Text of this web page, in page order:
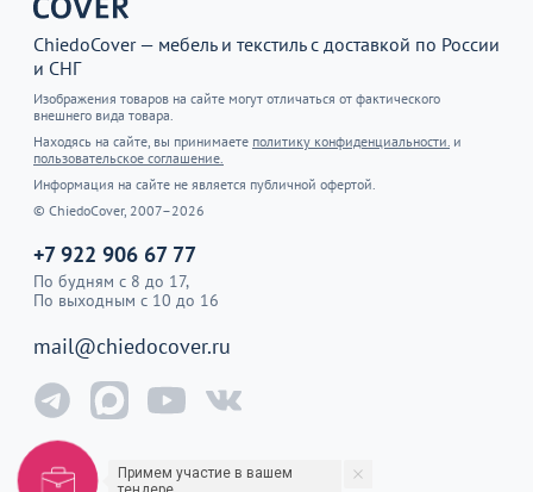
ChiedoCover — мебель и текстиль с доставкой по России
и СНГ
Изображения товаров на сайте могут отличаться от фактического
внешнего вида товара.
Находясь на сайте, вы принимаете политику конфиденциальности. и
пользовательское соглашение.
Информация на сайте не является публичной офертой.
© ChiedoCover, 2007–2026
+7 922 906 67 77
По будням с 8 до 17,
По выходным с 10 до 16
mail@chiedocover.ru
Примем участие в вашем